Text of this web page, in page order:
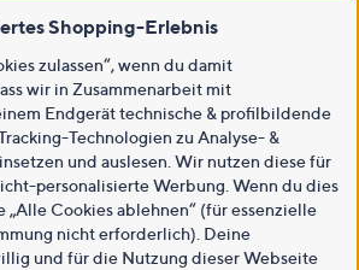
Shopping-Erlebnis
zulassen“, wenn du damit
wir in Zusammenarbeit mit
Endgerät technische & profilbildende
Technologien zu Analyse- &
und auslesen. Wir nutzen diese für
personalisierte Werbung. Wenn du dies
„Alle Cookies ablehnen“ (für essenzielle
nicht erforderlich). Deine
und für die Nutzung dieser Webseite